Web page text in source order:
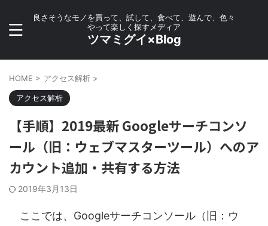
良さそうなモノを買って、試して、食べて、遊んで、色々
やって楽しく探すメディア
ツマミグイ×Blog
HOME > アクセス解析 >
アクセス解析
【手順】2019最新 Googleサーチコンソ
ール（旧：ウェブマスターツール）へのア
カウント追加・共有する方法
2019年3月13日
ここでは、Googleサーチコンソール（旧：ウ